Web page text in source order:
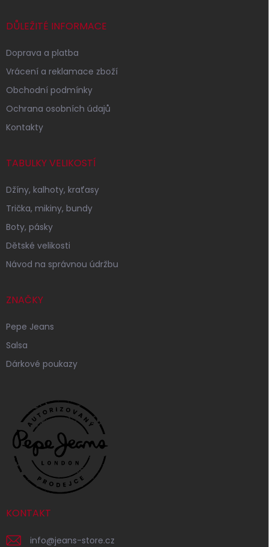
DŮLEŽITÉ INFORMACE
Doprava a platba
Vrácení a reklamace zboží
Obchodní podmínky
Ochrana osobních údajů
Kontakty
TABULKY VELIKOSTÍ
Džíny, kalhoty, kraťasy
Trička, mikiny, bundy
Boty, pásky
Dětské velikosti
Návod na správnou údržbu
ZNAČKY
Pepe Jeans
Salsa
Dárkové poukazy
KONTAKT
info@jeans-store.cz